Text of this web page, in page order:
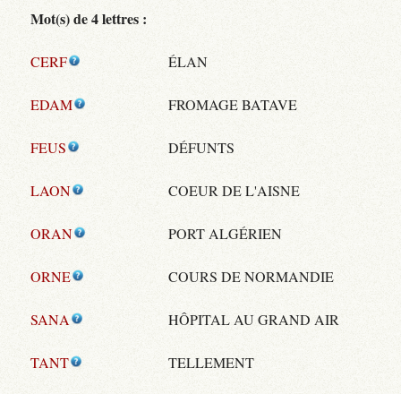
Mot(s) de 4 lettres :
CERF ÉLAN
EDAM FROMAGE BATAVE
FEUS DÉFUNTS
LAON COEUR DE L'AISNE
ORAN PORT ALGÉRIEN
ORNE COURS DE NORMANDIE
SANA HÔPITAL AU GRAND AIR
TANT TELLEMENT